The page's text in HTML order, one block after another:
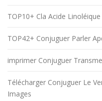
TOP10+ Cla Acide
TOP42+ Conjuguer Parler
imprimer Conjuguer
Télécharger Conjuguer Le
Images